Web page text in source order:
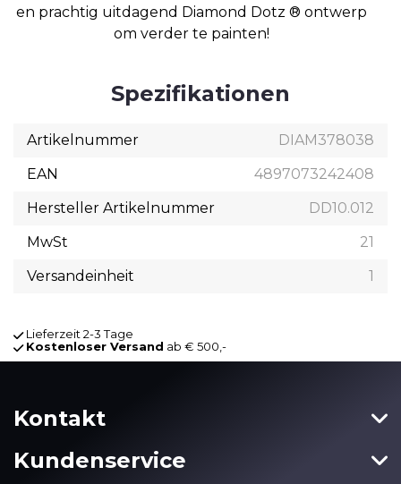
en prachtig uitdagend Diamond Dotz ® ontwerp
om verder te painten!
Spezifikationen
Artikelnummer
DIAM378038
EAN
4897073242408
Hersteller Artikelnummer
DD10.012
MwSt
21
Versandeinheit
1
Lieferzeit 2-3 Tage
Kostenloser Versand ab € 500,-
Kontakt
Kundenservice